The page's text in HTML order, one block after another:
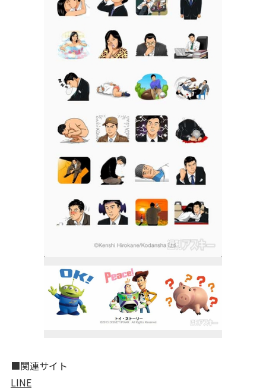
■関連サイト
LINE